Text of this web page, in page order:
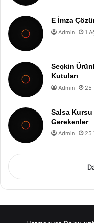
E İmza
Admin 1
Seçkin
Kutuları
Admin 25
Salsa
Gerekenler
Admin 25